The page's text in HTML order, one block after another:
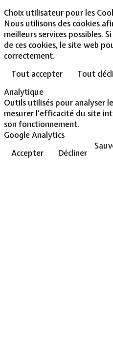
Choix utilisateur pour les
Nous utilisons des cookies
meilleurs services possibles.
de ces cookies, le site web
correctement.
Tout accepter
Tout
Analytique
Outils utilisés pour analyser
mesurer l'efficacité du site
son fonctionnement.
Google Analytics
Accepter
Décliner